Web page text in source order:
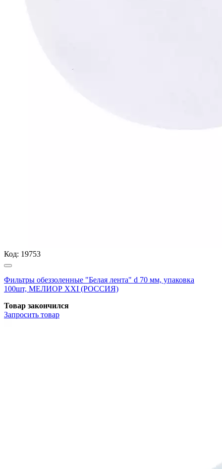
Код: 19753
Фильтры обеззоленные "Белая лента" d 70 мм, упаковка
100шт, МЕЛИОР XXI (РОССИЯ)
Товар закончился
Запросить товар